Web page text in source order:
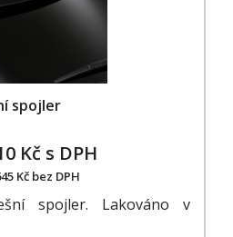
spojler
Kč s DPH
Kč bez DPH
spojler. Lakováno v